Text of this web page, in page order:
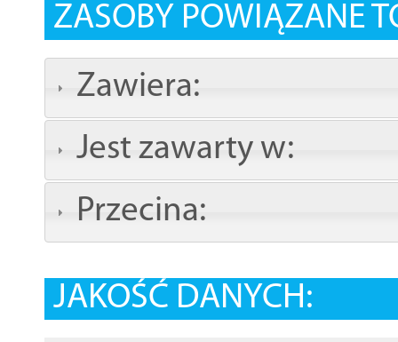
ZASOBY POWIĄZANE
Zawiera:
Jest zawarty w:
Przecina:
JAKOŚĆ DANYCH: